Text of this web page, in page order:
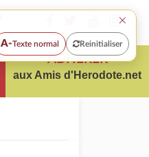
×
A-Texte normal Reinitialiser
ADHÉRER
aux Amis d'Herodote.net